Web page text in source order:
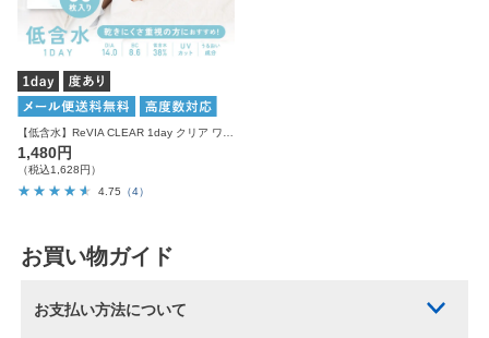
【低含水】ReVIA CLEAR 1day クリア ワンデー 1箱30枚入り
1,480円
（税込1,628円）
4.75 （4）
お買い物ガイド
お支払い方法について